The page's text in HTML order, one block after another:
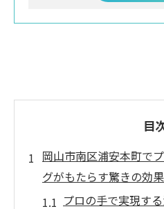
目
岡山市南区浦安本町で
グがもたらす驚きの効果
プロの手で実現す